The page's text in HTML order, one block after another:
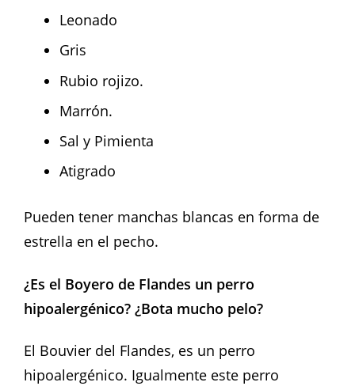
Leonado
Gris
Rubio rojizo.
Marrón.
Sal y Pimienta
Atigrado
Pueden tener manchas blancas en forma de
estrella en el pecho.
¿Es el Boyero de Flandes un perro
hipoalergénico? ¿Bota mucho pelo?
El Bouvier del Flandes, es un perro
hipoalergénico. Igualmente este perro